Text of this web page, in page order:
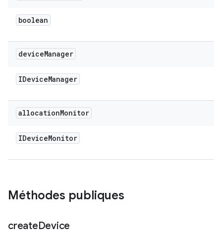
boolean
deviceManager
IDeviceManager
allocationMonitor
IDeviceMonitor
Méthodes publiques
createDevice